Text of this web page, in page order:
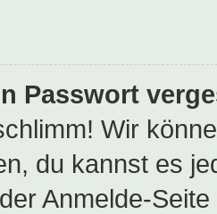
Passwort
Wir
du kannst es
Anmelde-